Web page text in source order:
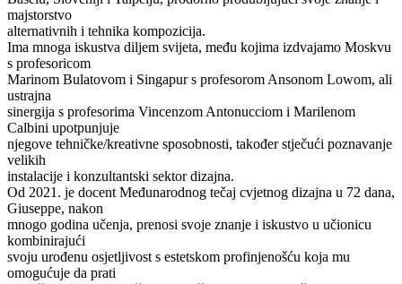
majstorstvo
alternativnih i tehnika kompozicija.
Ima mnoga iskustva diljem svijeta, među kojima izdvajamo Moskvu
s profesoricom
Marinom Bulatovom i Singapur s profesorom Ansonom Lowom, ali
ustrajna
sinergija s profesorima Vincenzom Antonucciom i Marilenom
Calbini upotpunjuje
njegove tehničke/kreativne sposobnosti, također stječući poznavanje
velikih
instalacije i konzultantski sektor dizajna.
Od 2021. je docent Međunarodnog tečaj cvjetnog dizajna u 72 dana,
Giuseppe, nakon
mnogo godina učenja, prenosi svoje znanje i iskustvo u učionicu
kombinirajući
svoju urođenu osjetljivost s estetskom profinjenošću koja mu
omogućuje da prati